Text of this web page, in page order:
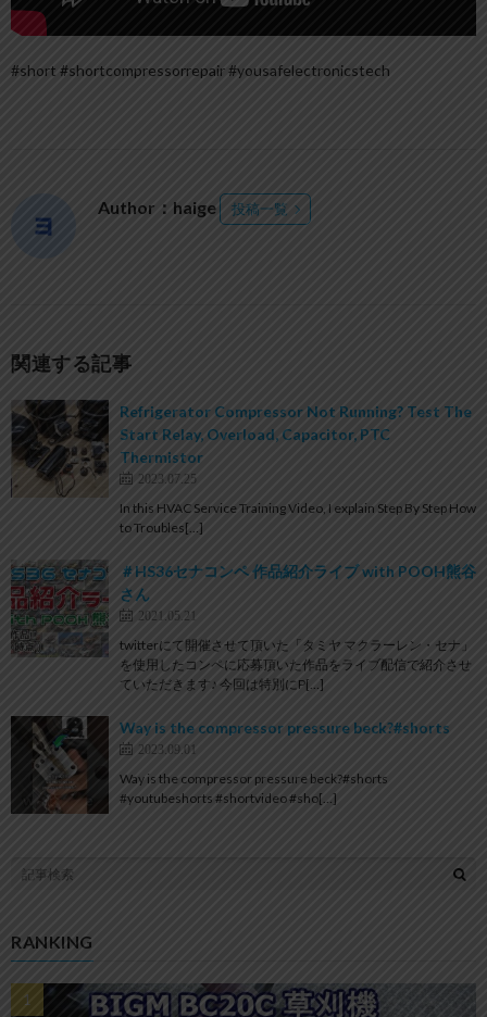
#short #shortcompressorrepair #yousafelectronicstech
Author：haige 投稿一覧
関連する記事
Refrigerator Compressor Not Running? Test The
Start Relay, Overload, Capacitor, PTC
Thermistor
2023.07.25
In this HVAC Service Training Video, I explain Step By Step How
to Troubles[…]
＃HS36セナコンペ 作品紹介ライブ with POOH熊谷
さん
2021.05.21
twitterにて開催させて頂いた「タミヤ マクラーレン・セナ」
を使用したコンペに応募頂いた作品をライブ配信で紹介させ
ていただきます♪ 今回は特別にP[…]
Way is the compressor pressure beck?#shorts
2023.09.01
Way is the compressor pressure beck?#shorts
#youtubeshorts #shortvideo #sho[…]
RANKING